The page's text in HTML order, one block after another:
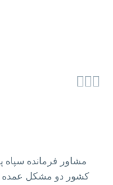

مشاور فرمانده سپاه
کشور دو مشکل عمده